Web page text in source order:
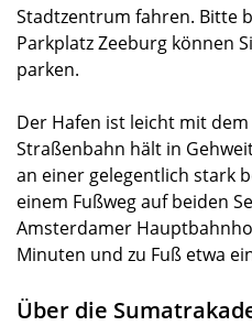
Stadtzentrum fahren. Bitte
Parkplatz Zeeburg können
parken.
Der Hafen ist leicht mit
Straßenbahn hält in
an einer gelegentlich stark
einem Fußweg auf beiden
Amsterdamer
Minuten und zu Fuß etwa
Über die